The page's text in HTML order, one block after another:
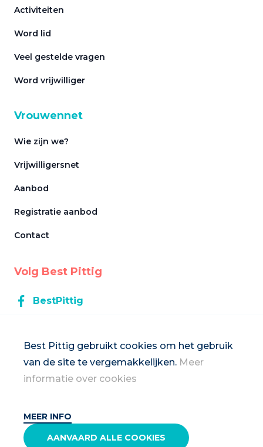
Best Pittig gebruikt cookies om het gebruik
van de site te vergemakkelijken. Meer
informatie over cookies
MEER INFO
AANVAARD ALLE COOKIES
Activiteiten
Word lid
Veel gestelde vragen
Word vrijwilliger
Vrouwennet
Wie zijn we?
Vrijwilligersnet
Aanbod
Registratie aanbod
Contact
Volg Best Pittig
BestPittig
Inschrijven op de nieuwsbrief
2026 Vrouwennet vzw
Privacybeleid & disclaimer